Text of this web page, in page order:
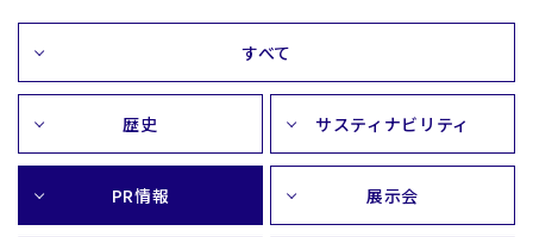
歴史
グローバル拠点
すべて
歴史 サスティナビリティ
PR情報 展示会